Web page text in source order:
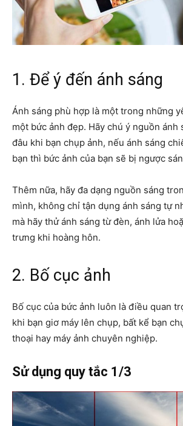
1. Để ý đến ánh sáng
Ánh sáng phù hợp là một trong những
một bức ảnh đẹp. Hãy chú ý nguồn ánh
đâu khi bạn chụp ảnh, nếu ánh sáng
bạn thì bức ảnh của bạn sẽ bị ngược
Thêm nữa, hãy đa dạng nguồn sáng
mình, không chỉ tận dụng ánh sáng tự
mà hãy thử ánh sáng từ đèn, ánh lửa
trưng khi hoàng hôn.
2. Bố cục ảnh
Bố cục của bức ảnh luôn là điều quan
khi bạn giơ máy lên chụp, bất kể bạn
thoại hay máy ảnh chuyên nghiệp.
Sử dụng quy tắc 1/3